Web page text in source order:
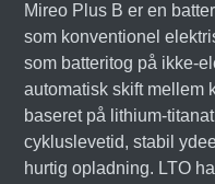
Mireo Plus B er en
som konventionel
som batteritog på ikke-
automatisk skift mellem
baseret på lithium-
cykluslevetid, stabil
hurtig opladning. LTO